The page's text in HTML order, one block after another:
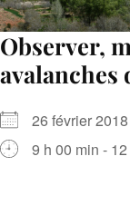
Observer,
avalanches
26 février
9 h 00 min -